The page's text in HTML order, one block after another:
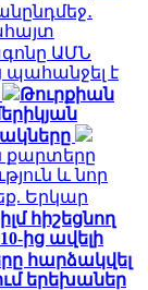
ԱՄՆ
պահանջել է
Թուրքիան
քարտերը
և նոր
Երկար
հիշեցնող
ից ավելի
հարձակվել
երեխաներ